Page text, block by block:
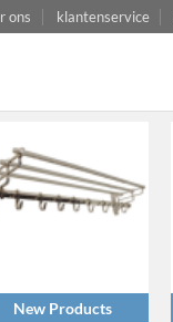
ons klantenservice
New Products